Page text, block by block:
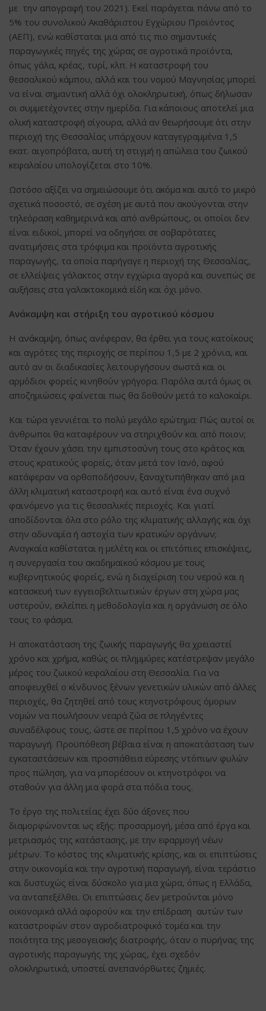
με την απογραφή του 2021). Εκεί παράγεται πάνω από το
5% του συνολικού Ακαθάριστου Εγχώριου Προϊόντος
(ΑΕΠ), ενώ καθίσταται μια από τις πιο σημαντικές
παραγωγικές πηγές της χώρας σε αγροτικά προϊόντα,
όπως γάλα, κρέας, τυρί, κλπ. Η καταστροφή του
θεσσαλικού κάμπου, αλλά και του νομού Μαγνησίας μπορεί
να είναι σημαντική αλλά όχι ολοκληρωτική, όπως δήλωσαν
οι συμμετέχοντες στην ημερίδα. Για κάποιους αποτελεί μια
ολική καταστροφή σίγουρα, αλλά αν θεωρήσουμε ότι στην
περιοχή της Θεσσαλίας υπάρχουν καταγεγραμμένα 1,5
εκατ. αιγοπρόβατα, αυτή τη στιγμή η απώλεια του ζωικού
κεφαλαίου υπολογίζεται στο 10%.
Ωστόσο αξίζει να σημειώσουμε ότι ακόμα και αυτό το μικρό
σχετικά ποσοστό, σε σχέση με αυτά που ακούγονται στην
τηλεόραση καθημερινά και από ανθρώπους, οι οποίοι δεν
είναι ειδικοί, μπορεί να οδηγήσει σε σοβαρότατες
ανατιμήσεις στα τρόφιμα και προϊόντα αγροτικής
παραγωγής, τα οποία παρήγαγε η περιοχή της Θεσσαλίας,
σε ελλείψεις γάλακτος στην εγχώρια αγορά και συνεπώς σε
αυξήσεις στα γαλακτοκομικά είδη και όχι μόνο.
Ανάκαμψη και στήριξη του αγροτικού κόσμου
Η ανάκαμψη, όπως ανέφεραν, θα έρθει για τους κατοίκους
και αγρότες της περιοχής σε περίπου 1,5 με 2 χρόνια, και
αυτό αν οι διαδικασίες λειτουργήσουν σωστά και οι
αρμόδιοι φορείς κινηθούν γρήγορα. Παρόλα αυτά όμως οι
αποζημιώσεις φαίνεται πως θα δοθούν μετά το καλοκαίρι.
Και τώρα γεννιέται το πολύ μεγάλο ερώτημα: Πώς αυτοί οι
άνθρωποι θα καταφέρουν να στηριχθούν και από ποιον;
Όταν έχουν χάσει την εμπιστοσύνη τους στο κράτος και
στους κρατικούς φορείς, όταν μετά τον Ιανό, αφού
κατάφεραν να ορθοποδήσουν, ξαναχτυπήθηκαν από μια
άλλη κλιματική καταστροφή και αυτό είναι ένα συχνό
φαινόμενο για τις θεσσαλικές περιοχές. Και γιατί
αποδίδονται όλα στο ρόλο της κλιματικής αλλαγής και όχι
στην αδυναμία ή αστοχία των κρατικών οργάνων;
Αναγκαία καθίσταται η μελέτη και οι επιτόπιες επισκέψεις,
η συνεργασία του ακαδημαϊκού κόσμου με τους
κυβερνητικούς φορείς, ενώ η διαχείριση του νερού και η
κατασκευή των εγγειοβελτιωτικών έργων στη χώρα μας
υστερούν, εκλείπει η μεθοδολογία και η οργάνωση σε όλο
τους το φάσμα.
Η αποκατάσταση της ζωικής παραγωγής θα χρειαστεί
χρόνο και χρήμα, καθώς οι πλημμύρες κατέστρεψαν μεγάλο
μέρος του ζωικού κεφαλαίου στη Θεσσαλία. Για να
αποφευχθεί ο κίνδυνος ξένων γενετικών υλικών από άλλες
περιοχές, θα ζητηθεί από τους κτηνοτρόφους όμορων
νομών να πουλήσουν νεαρά ζώα σε πληγέντες
συναδέλφους τους, ώστε σε περίπου 1,5 χρόνο να έχουν
παραγωγή. Προϋπόθεση βέβαια είναι η αποκατάσταση των
εγκαταστάσεων και προσπάθεια εύρεσης ντόπιων φυλών
προς πώληση, για να μπορέσουν οι κτηνοτρόφοι να
σταθούν για άλλη μια φορά στα πόδια τους.
Το έργο της πολιτείας έχει δύο άξονες που
διαμορφώνονται ως εξής: προσαρμογή, μέσα από έργα και
μετριασμός της κατάστασης, με την εφαρμογή νέων
μέτρων. Το κόστος της κλιματικής κρίσης, και οι επιπτώσεις
στην οικονομία και την αγροτική παραγωγή, είναι τεράστιο
και δυστυχώς είναι δύσκολο για μια χώρα, όπως η Ελλάδα,
να ανταπεξέλθει. Οι επιπτώσεις δεν μετρούνται μόνο
οικονομικά αλλά αφορούν και την επίδραση αυτών των
καταστροφών στον αγροδιατροφικό τομέα και την
ποιότητα της μεσογειακής διατροφής, όταν ο πυρήνας της
αγροτικής παραγωγής της χώρας, έχει σχεδόν
ολοκληρωτικά, υποστεί ανεπανόρθωτες ζημιές.